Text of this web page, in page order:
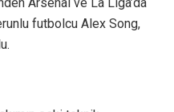
futbolcu Alex Song,